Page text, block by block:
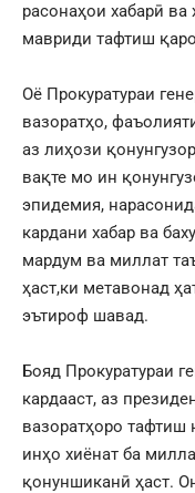
расонаҳои хабарӣ ва
мавриди тафтиш
Оё Прокуратураи
вазоратҳо,
аз лиҳози
вақте мо ин
эпидемия,
кардани хабар ва
мардум ва миллат
ҳаст,ки метавонад
эътироф шавад.
Бояд Прокуратураи
кардааст, аз
вазоратҳоро тафтиш
инҳо хиёнат ба
қонуншиканӣ ҳаст.